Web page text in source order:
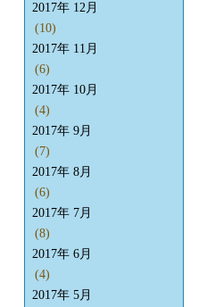
2017年 12月
(10)
2017年 11月
(6)
2017年 10月
(4)
2017年 9月
(7)
2017年 8月
(6)
2017年 7月
(8)
2017年 6月
(4)
2017年 5月